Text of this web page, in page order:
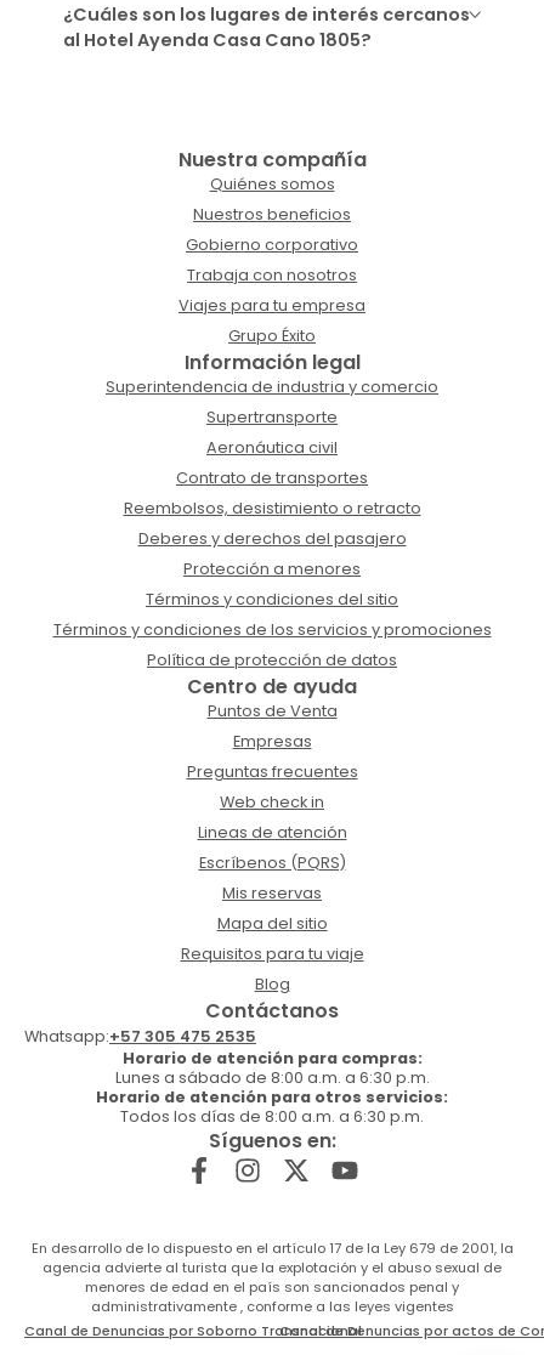
¿Cuáles son los lugares de interés cercanos
al Hotel Ayenda Casa Cano 1805?
Nuestra compañía
Quiénes somos
Nuestros beneficios
Gobierno corporativo
Trabaja con nosotros
Viajes para tu empresa
Grupo Éxito
Información legal
Superintendencia de industria y comercio
Supertransporte
Aeronáutica civil
Contrato de transportes
Reembolsos, desistimiento o retracto
Deberes y derechos del pasajero
Protección a menores
Términos y condiciones del sitio
Términos y condiciones de los servicios y promociones
Política de protección de datos
Centro de ayuda
Puntos de Venta
Empresas
Preguntas frecuentes
Web check in
Lineas de atención
Escríbenos (PQRS)
Mis reservas
Mapa del sitio
Requisitos para tu viaje
Blog
Contáctanos
Whatsapp:+57 305 475 2535
Horario de atención para compras:
Lunes a sábado de 8:00 a.m. a 6:30 p.m.
Horario de atención para otros servicios:
Todos los días de 8:00 a.m. a 6:30 p.m.
Síguenos en:
En desarrollo de lo dispuesto en el artículo 17 de la Ley 679 de 2001, la
agencia advierte al turista que la explotación y el abuso sexual de
menores de edad en el país son sancionados penal y
administrativamente , conforme a las leyes vigentes
Canal de Denuncias por Soborno TransnacionalCanal de Denuncias por actos de